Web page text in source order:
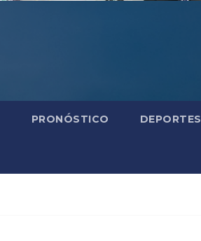
PRONÓSTICO DEPORTES